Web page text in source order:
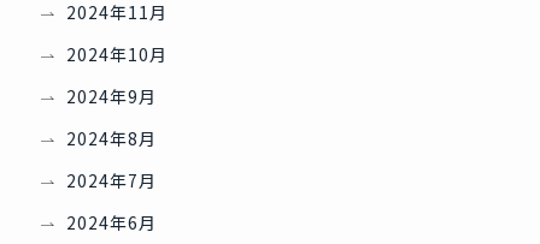
2024年11月
2024年10月
2024年9月
2024年8月
2024年7月
2024年6月